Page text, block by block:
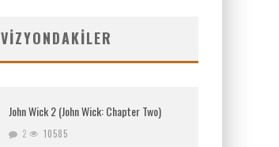
VIZYONDAKILER
John Wick 2 (John Wick: Chapter Two)
2 10585